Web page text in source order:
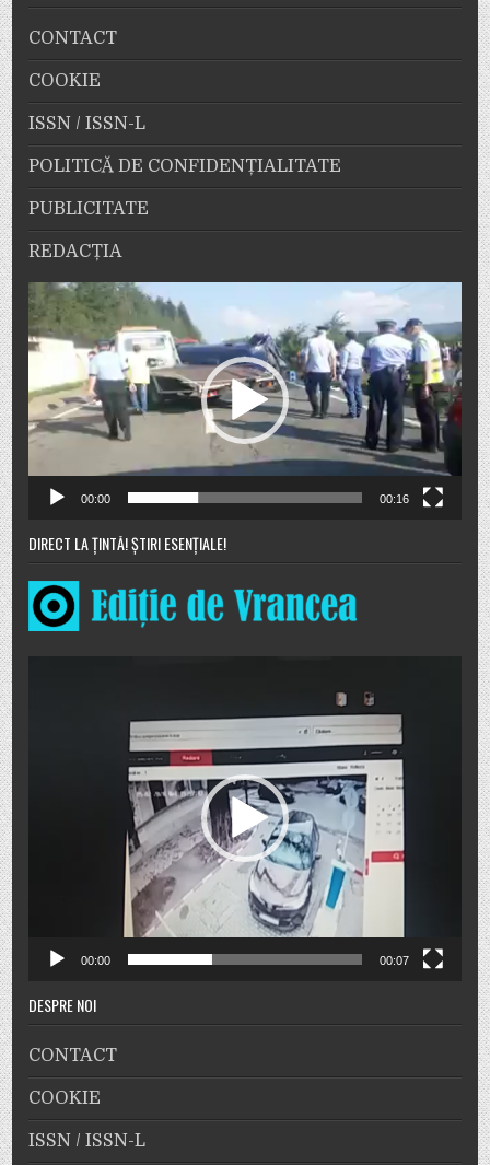
CONTACT
COOKIE
ISSN / ISSN-L
POLITICĂ DE CONFIDENȚIALITATE
PUBLICITATE
REDACȚIA
Player
video
00:00 00:16
DIRECT LA ȚINTĂ! ȘTIRI ESENȚIALE!
00:00 00:07
DESPRE NOI
CONTACT
COOKIE
ISSN / ISSN-L